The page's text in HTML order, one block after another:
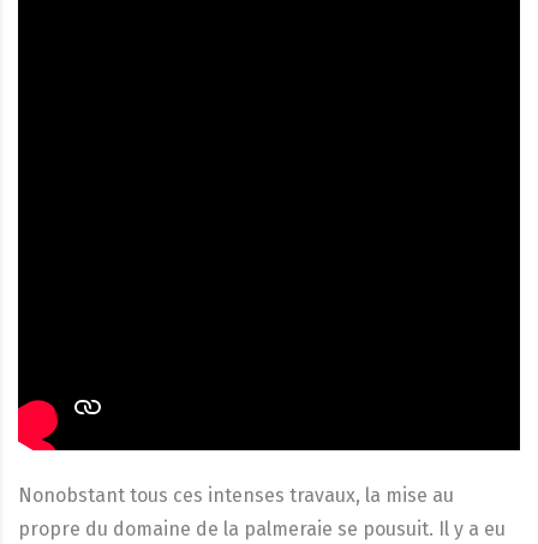
Nonobstant tous ces intenses travaux, la mise au
propre du domaine de la palmeraie se pousuit. Il y a eu